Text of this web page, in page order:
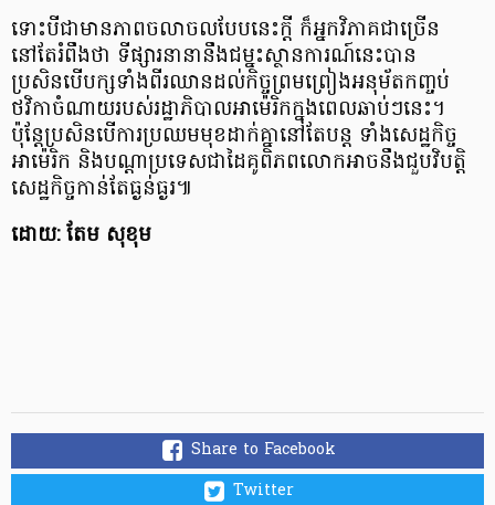
ទោះបីជាមានភាពចលាចលបែបនេះក្ដី ក៏អ្នកវិភាគជាច្រើន
នៅតែរំពឹងថា ទីផ្សារនានានឹងជម្នះស្ថានការណ៍នេះបាន
ប្រសិនបើបក្សទាំងពីរឈានដល់កិច្ចព្រមព្រៀងអនុម័តកញ្ចប់
ថវិកាចំណាយរបស់រដ្ឋាភិបាលអាម៉េរិកក្នុងពេលឆាប់ៗនេះ។
ប៉ុន្តែប្រសិនបើការប្រឈមមុខដាក់គ្នានៅតែបន្ត ទាំងសេដ្ឋកិច្ច
អាម៉េរិក និងបណ្ដាប្រទេសជាដៃគូពិភពលោកអាចនឹងជួបវិបត្តិ
សេដ្ឋកិច្ចកាន់តែធ្ងន់ធ្ងរ៕
ដោយ: តែម សុខុម
Share to Facebook
Twitter